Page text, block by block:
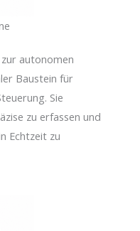
autonomen
Baustein für
Sie
zu erfassen und
Echtzeit zu